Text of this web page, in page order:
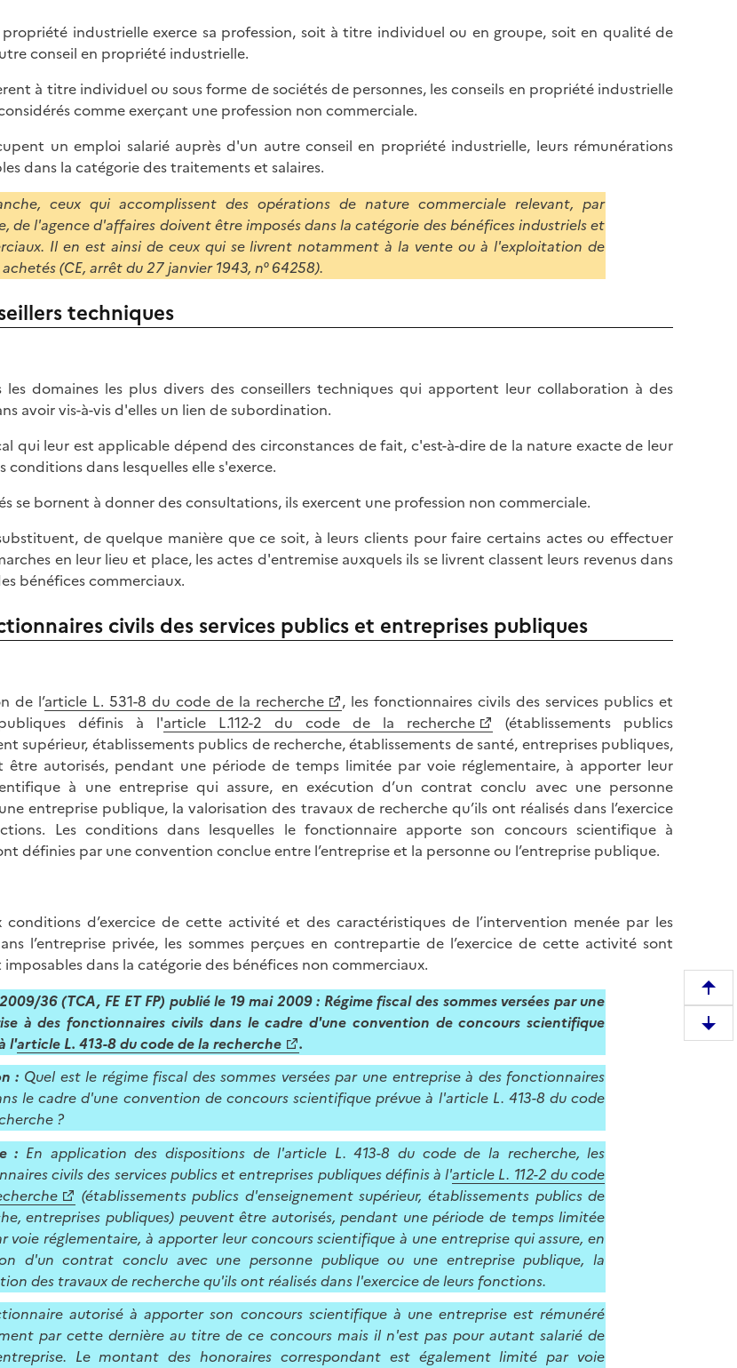
propriété industrielle exerce sa profession, soit à titre individuel ou en groupe, soit en qualité de
conseil en propriété industrielle.
à titre individuel ou sous forme de sociétés de personnes, les conseils en propriété industrielle
comme exerçant une profession non commerciale.
un emploi salarié auprès d'un autre conseil en propriété industrielle, leurs rémunérations
dans la catégorie des traitements et salaires.
ceux qui accomplissent des opérations de nature commerciale relevant, par
de l'agence d'affaires doivent être imposés dans la catégorie des bénéfices industriels et
Il en est ainsi de ceux qui se livrent notamment à la vente ou à l'exploitation de
(CE, arrêt du 27 janvier 1943, n° 64258).
techniques
les domaines les plus divers des conseillers techniques qui apportent leur collaboration à des
avoir vis-à-vis d'elles un lien de subordination.
qui leur est applicable dépend des circonstances de fait, c'est-à-dire de la nature exacte de leur
conditions dans lesquelles elle s'exerce.
se bornent à donner des consultations, ils exercent une profession non commerciale.
de quelque manière que ce soit, à leurs clients pour faire certains actes ou effectuer
en leur lieu et place, les actes d'entremise auxquels ils se livrent classent leurs revenus dans
bénéfices commerciaux.
civils des services publics et entreprises publiques
de l’article L. 531-8 du code de la recherche
, les fonctionnaires civils des services publics et
définis à l'article L.112-2 du code de la recherche
(établissements publics
supérieur, établissements publics de recherche, établissements de santé, entreprises publiques,
être autorisés, pendant une période de temps limitée par voie réglementaire, à apporter leur
à une entreprise qui assure, en exécution d’un contrat conclu avec une personne
entreprise publique, la valorisation des travaux de recherche qu’ils ont réalisés dans l’exercice
Les conditions dans lesquelles le fonctionnaire apporte son concours scientifique à
définies par une convention conclue entre l’entreprise et la personne ou l’entreprise publique.
conditions d’exercice de cette activité et des caractéristiques de l’intervention menée par les
l’entreprise privée, les sommes perçues en contrepartie de l’exercice de cette activité sont
dans la catégorie des bénéfices non commerciaux.
2009/36 (TCA, FE ET FP) publié le 19 mai 2009 : Régime fiscal des sommes versées par une
à des fonctionnaires civils dans le cadre d'une convention de concours scientifique
l'article L. 413-8 du code de la recherche
.
: Quel est le régime fiscal des sommes versées par une entreprise à des fonctionnaires
le cadre d'une convention de concours scientifique prévue à l'article L. 413-8 du code
?
: En application des dispositions de l'article L. 413-8 du code de la recherche, les
civils des services publics et entreprises publiques définis à l'article L. 112-2 du code
(établissements publics d'enseignement supérieur, établissements publics de
entreprises publiques) peuvent être autorisés, pendant une période de temps limitée
voie réglementaire, à apporter leur concours scientifique à une entreprise qui assure, en
d'un contrat conclu avec une personne publique ou une entreprise publique, la
des travaux de recherche qu'ils ont réalisés dans l'exercice de leurs fonctions.
autorisé à apporter son concours scientifique à une entreprise est rémunéré
par cette dernière au titre de ce concours mais il n'est pas pour autant salarié de
Le montant des honoraires correspondant est également limité par voie
e
m
D